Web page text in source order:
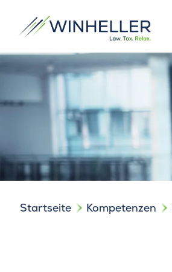
Startseite Kompetenzen